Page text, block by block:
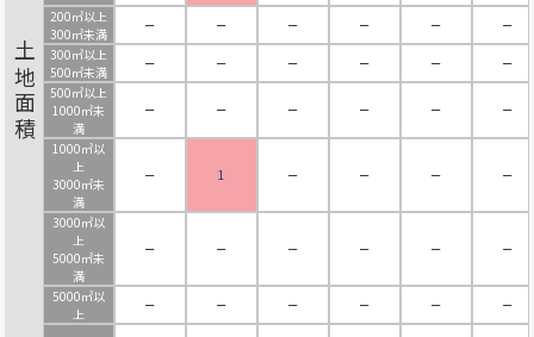
土地面積
200㎡以上
300㎡未満
－ － － － －
－
300㎡以上
500㎡未満
－ － － － －
－
500㎡以上
1000㎡未
満
－ － － － － －
1000㎡以
上
3000㎡未
満
－ 1 － － － －
3000㎡以
上
5000㎡未
満
－ － － － － －
5000㎡以
上
－ － － － － －